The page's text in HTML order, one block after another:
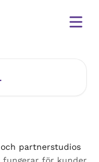
partnerstudios